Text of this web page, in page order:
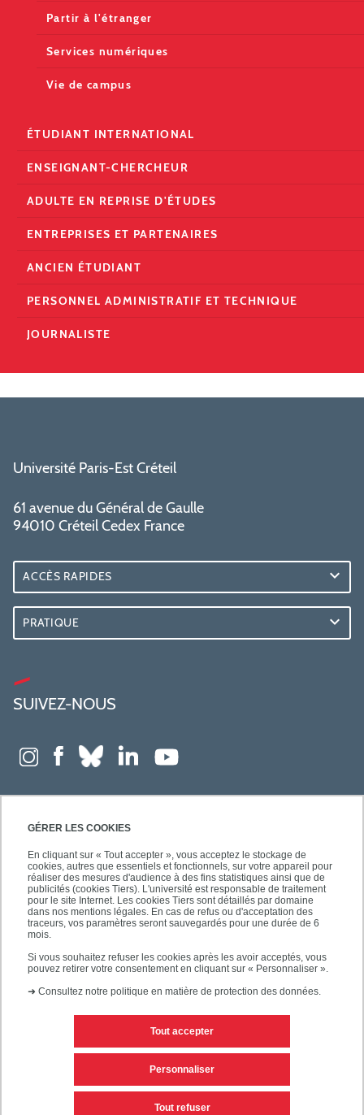
GÉRER LES COOKIES
En cliquant sur « Tout accepter », vous acceptez le stockage de
cookies, autres que essentiels et fonctionnels, sur votre appareil pour
réaliser des mesures d'audience à des fins statistiques ainsi que de
publicités (cookies Tiers). L'université est responsable de traitement
pour le site Internet. Les cookies Tiers sont détaillés par domaine
dans nos mentions légales. En cas de refus ou d'acceptation des
traceurs, vos paramètres seront sauvegardés pour une durée de 6
mois.
Si vous souhaitez refuser les cookies après les avoir acceptés, vous
pouvez retirer votre consentement en cliquant sur « Personnaliser ».
➜ Consultez notre politique en matière de protection des données.
Tout accepter
Tout refuser
Personnaliser
Partir à l'étranger
Services numériques
Vie de campus
ÉTUDIANT INTERNATIONAL
ENSEIGNANT-CHERCHEUR
ADULTE EN REPRISE D'ÉTUDES
ENTREPRISES ET PARTENAIRES
ANCIEN ÉTUDIANT
PERSONNEL ADMINISTRATIF ET TECHNIQUE
JOURNALISTE
Université Paris-Est Créteil
61 avenue du Général de Gaulle
94010 Créteil Cedex France
ACCÈS RAPIDES
PRATIQUE
SUIVEZ-NOUS
Mentions légales
Personnaliser les cookies Plan du site